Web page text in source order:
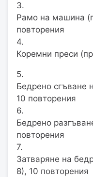
3.
Рамо на машина
повторения
4.
Коремни преси
5.
Бедрено сгъване
10 повторения
6.
Бедрено
повторения
7.
Затваряне на
8), 10 повторения